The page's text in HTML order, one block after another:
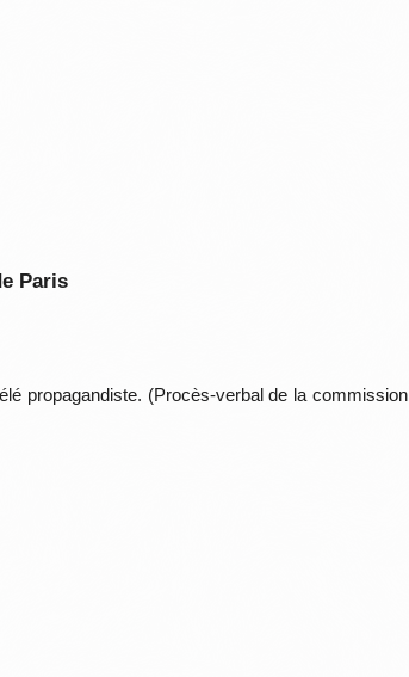
Paris
propagandiste. (Procès-verbal de la commission